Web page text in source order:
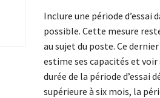
Inclure une période d’essai
possible. Cette mesure
au sujet du poste. Ce
estime ses capacités et voir
durée de la période d’essai
supérieure à six mois, la